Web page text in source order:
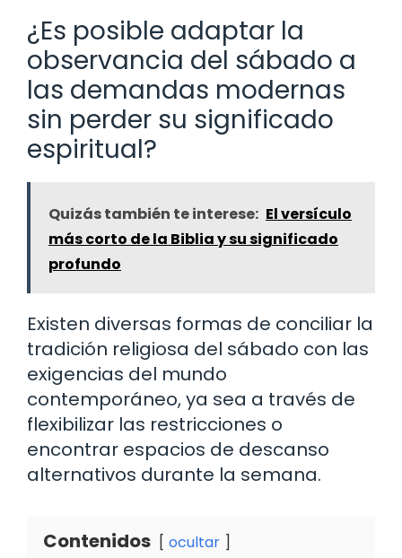
¿Es posible adaptar la
observancia del sábado a
las demandas modernas
sin perder su significado
espiritual?
Quizás también te interese: El versículo
más corto de la Biblia y su significado
profundo
Existen diversas formas de conciliar la
tradición religiosa del sábado con las
exigencias del mundo
contemporáneo, ya sea a través de
flexibilizar las restricciones o
encontrar espacios de descanso
alternativos durante la semana.
Contenidos ocultar